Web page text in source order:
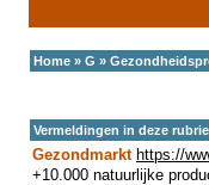
Home » G »
Vermeldingen in deze
Gezondmarkt https://
+10.000 natuurlijke